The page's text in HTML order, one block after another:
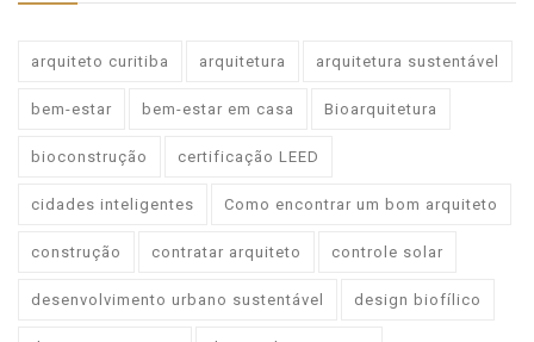
arquiteto curitiba arquitetura arquitetura sustentável
bem-estar bem-estar em casa Bioarquitetura
bioconstrução certificação LEED
cidades inteligentes Como encontrar um bom arquiteto
construção contratar arquiteto controle solar
desenvolvimento urbano sustentável design biofílico